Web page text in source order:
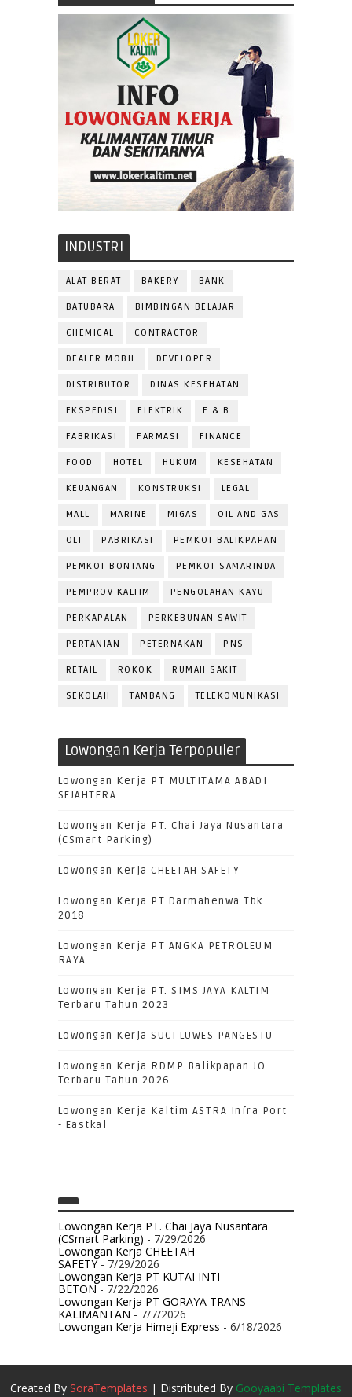
INDUSTRI
ALAT BERAT BAKERY BANK
BATUBARA BIMBINGAN BELAJAR
CHEMICAL CONTRACTOR
DEALER MOBIL DEVELOPER
DISTRIBUTOR DINAS KESEHATAN
EKSPEDISI ELEKTRIK F & B
FABRIKASI FARMASI FINANCE
FOOD HOTEL HUKUM KESEHATAN
KEUANGAN KONSTRUKSI LEGAL
MALL MARINE MIGAS OIL AND GAS
OLI PABRIKASI PEMKOT BALIKPAPAN
PEMKOT BONTANG PEMKOT SAMARINDA
PEMPROV KALTIM PENGOLAHAN KAYU
PERKAPALAN PERKEBUNAN SAWIT
PERTANIAN PETERNAKAN PNS
RETAIL ROKOK RUMAH SAKIT
SEKOLAH TAMBANG TELEKOMUNIKASI
Lowongan Kerja Terpopuler
Lowongan Kerja PT MULTITAMA ABADI
SEJAHTERA
Lowongan Kerja PT. Chai Jaya Nusantara
(CSmart Parking)
Lowongan Kerja CHEETAH SAFETY
Lowongan Kerja PT Darmahenwa Tbk
2018
Lowongan Kerja PT ANGKA PETROLEUM
RAYA
Lowongan Kerja PT. SIMS JAYA KALTIM
Terbaru Tahun 2023
Lowongan Kerja SUCI LUWES PANGESTU
Lowongan Kerja RDMP Balikpapan JO
Terbaru Tahun 2026
Lowongan Kerja Kaltim ASTRA Infra Port
- Eastkal
Lowongan Kerja PT. Chai Jaya Nusantara
(CSmart Parking) - 7/29/2026
Lowongan Kerja CHEETAH
SAFETY- 7/29/2026
Lowongan Kerja PT KUTAI INTI
BETON- 7/22/2026
Lowongan Kerja PT GORAYA TRANS
KALIMANTAN- 7/7/2026
Lowongan Kerja Himeji Express - 6/18/2026
Created By SoraTemplates | Distributed By Gooyaabi Templates